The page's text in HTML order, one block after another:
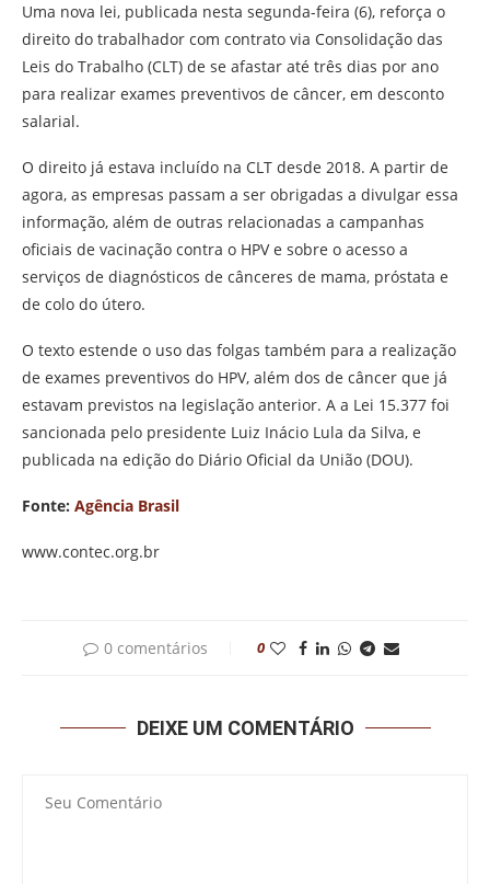
Uma nova lei, publicada nesta segunda-feira (6), reforça o
direito do trabalhador com contrato via Consolidação das
Leis do Trabalho (CLT) de se afastar até três dias por ano
para realizar exames preventivos de câncer, em desconto
salarial.
O direito já estava incluído na CLT desde 2018. A partir de
agora, as empresas passam a ser obrigadas a divulgar essa
informação, além de outras relacionadas a campanhas
oficiais de vacinação contra o HPV e sobre o acesso a
serviços de diagnósticos de cânceres de mama, próstata e
de colo do útero.
O texto estende o uso das folgas também para a realização
de exames preventivos do HPV, além dos de câncer que já
estavam previstos na legislação anterior. A a Lei 15.377 foi
sancionada pelo presidente Luiz Inácio Lula da Silva, e
publicada na edição do Diário Oficial da União (DOU).
Fonte: Agência Brasil
www.contec.org.br
0 comentários 0
DEIXE UM COMENTÁRIO